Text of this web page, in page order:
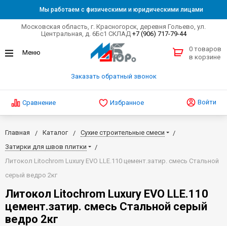
Мы работаем с физическими и юридическими лицами
Московская область, г. Красногорск, деревня Гольево, ул.
Центральная, д. 6Бс1 СКЛАД +7 (906) 717-79-44
Заказать обратный звонок
0 товаров
в корзине
Сравнение Избранное Войти
Главная Каталог
Сухие строительные смеси
Затирки для швов плитки
Литокол Litochrom Luxury EVO LLE.110 цемент.затир. смесь Стальной
серый ведро 2кг
Литокол Litochrom Luxury EVO LLE.110
цемент.затир. смесь Стальной серый
ведро 2кг